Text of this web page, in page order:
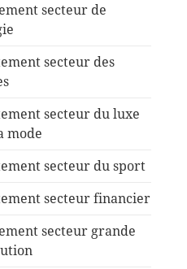
secteur de
secteur des
secteur du luxe
mode
secteur du sport
secteur financier
secteur grande